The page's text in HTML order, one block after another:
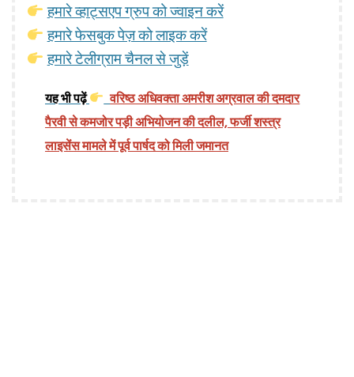
हमारे व्हाट्सएप ग्रुप को ज्वाइन करें
हमारे फेसबुक पेज़ को लाइक करें
हमारे टेलीग्राम चैनल से जुड़ें
यह भी पढ़ें
वरिष्ठ अधिवक्ता अमरीश अग्रवाल की दमदार
पैरवी से कमजोर पड़ी अभियोजन की दलील, फर्जी शस्त्र
लाइसेंस मामले में पूर्व पार्षद को मिली जमानत